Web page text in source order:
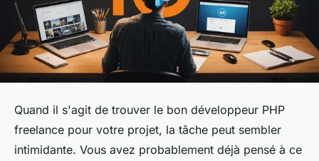
Quand il s'agit de trouver le bon développeur PHP
freelance pour votre projet, la tâche peut sembler
intimidante. Vous avez probablement déjà pensé à ce